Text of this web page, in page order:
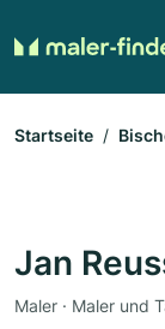
Startseite
Jan
Maler · Maler und